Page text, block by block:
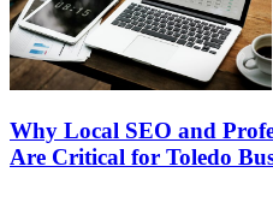
Why Local SEO and
Are Critical for Toledo